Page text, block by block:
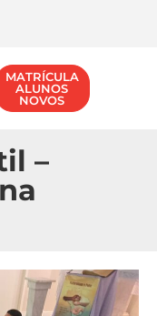
MATRÍCULA
ALUNOS
NOVOS
–